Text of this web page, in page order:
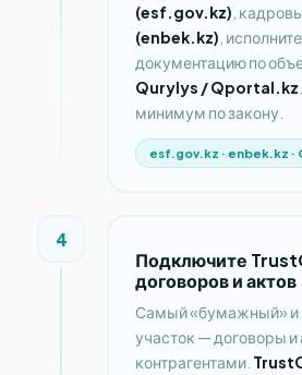
(esf.gov.kz) ,
(enbek.kz) ,
документацию по
Qurylys / Qportal.kz
минимум по закону.
esf.gov.kz · enbek.kz ·
4
Подключите
договоров и актов
Самый «бумажный» и
участок — договоры и
контрагентами.